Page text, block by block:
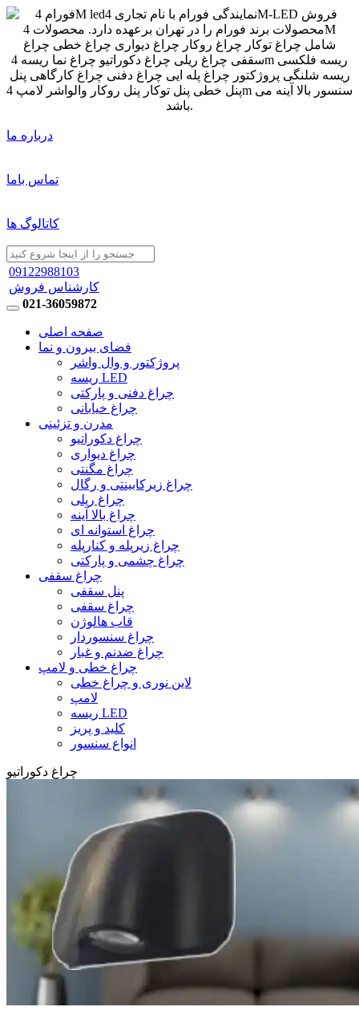
درباره ما
تماس باما
کاتالوگ ها
09122988103
کارشناس فروش
021-36059872
صفحه اصلی
فضای بیرون و نما
پروژکتور و وال واشر
ریسه LED
چراغ دفنی و پارکتی
چراغ خیابانی
مدرن و تزئینی
چراغ دکوراتیو
چراغ دیواری
چراغ مگنتی
چراغ زیرکابینتی و رگال
چراغ ریلی
چراغ بالا آینه
چراغ استوانه ای
چراغ زیرپله و کنارپله
چراغ چشمی و پارکتی
چراغ سقفی
پنل سقفی
چراغ سقفی
قاب هالوژن
چراغ سنسوردار
چراغ ضدنم و غبار
چراغ خطی و لامپ
لاین نوری و چراغ خطی
لامپ
ریسه LED
کلید و پریز
انواع سنسور
چراغ دکوراتیو